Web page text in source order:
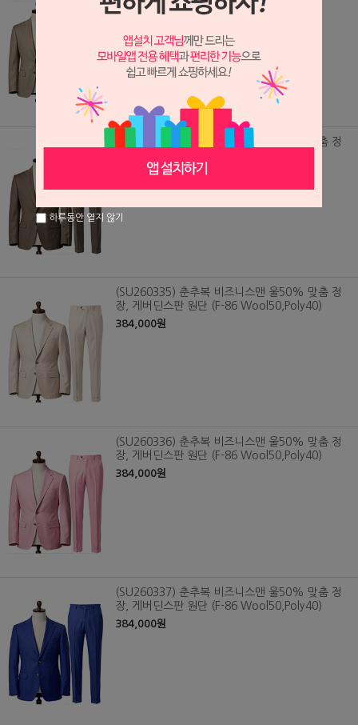
장, 게버딘스판 원단 (F-86 Wool50,Poly40)
(SU260334) 춘추복 비즈니스맨 울50% 맞춤 정
384,000원
(SU260335) 춘추복 비즈니스맨 울50% 맞춤 정
장, 게버딘스판 원단 (F-86 Wool50,Poly40)
384,000원
(SU260336) 춘추복 비즈니스맨 울50% 맞춤 정
장, 게버딘스판 원단 (F-86 Wool50,Poly40)
384,000원
(SU260337) 춘추복 비즈니스맨 울50% 맞춤 정
장, 게버딘스판 원단 (F-86 Wool50,Poly40)
384,000원
하루동안 열지 않기